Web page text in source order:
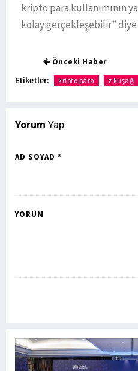
kripto para kullanımının
kolay gerçekleşebilir”
Önceki Haber
Etiketler: kripto para z kuşağı
Yorum Yap
AD SOYAD *
YORUM